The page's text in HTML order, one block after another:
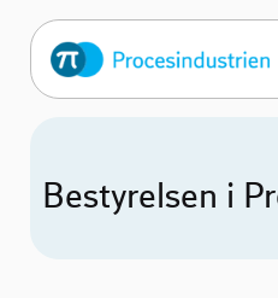
Bestyrelsen i